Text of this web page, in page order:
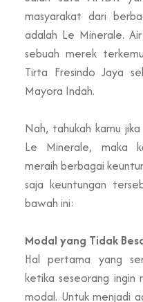
masyarakat dari
adalah Le Minerale.
sebuah merek
Tirta Fresindo Jaya
Mayora Indah.
Nah, tahukah kamu
Le Minerale, maka
meraih berbagai
saja keuntungan
bawah ini:
Modal yang Tidak
Hal pertama yang
ketika seseorang ingin
modal. Untuk menjadi